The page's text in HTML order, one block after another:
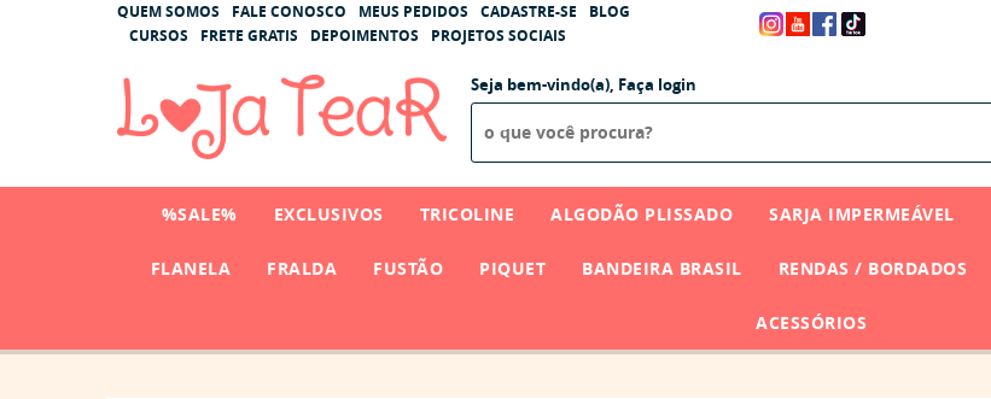
QUEM SOMOS FALE CONOSCO MEUS PEDIDOS CADASTRE-SE
BLOG
CURSOS
FRETE GRATIS DEPOIMENTOS PROJETOS SOCIAIS
Seja bem-vindo(a), Faça login
%SALE% EXCLUSIVOS TRICOLINE ALGODÃO PLISSADO SARJA IMPERMEÁVEL
FLANELA FRALDA FUSTÃO PIQUET BANDEIRA BRASIL RENDAS / BORDADOS
ACESSÓRIOS